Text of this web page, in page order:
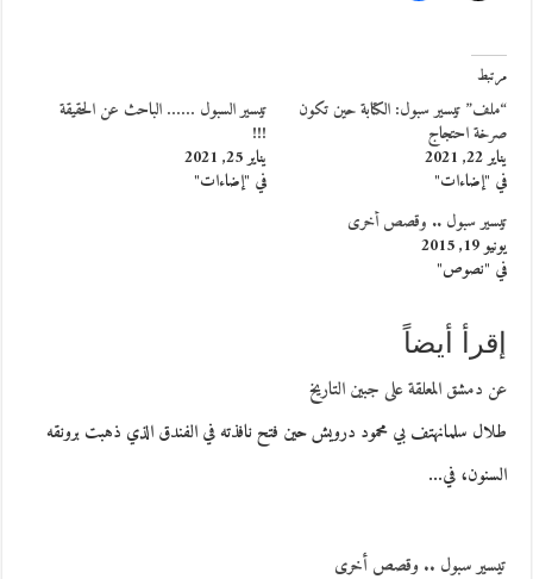
مرتبط
“ملف” تيسير سبول: الكتابة حين تكون
صرخة احتجاج
يناير 22, 2021
في "إضاءات"
تيسير السبول …… الباحث عن الحقيقة
!!!
يناير 25, 2021
في "إضاءات"
تيسير سبول .. وقصص أخرى
يونيو 19, 2015
في "نصوص"
إقرأ أيضاً
عن دمشق المعلقة على جبين التاريخ
طلال سلمانهتف بي محمود درويش حين فتح نافذته في الفندق الذي ذهبت برونقه
السنون، في…
تيسير سبول .. وقصص أخرى